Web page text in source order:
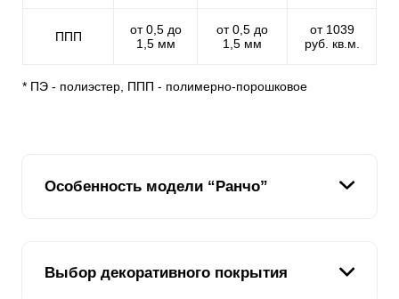
ППП
от 0,5 до
1,5 мм
от 0,5 до
1,5 мм
от 1039
руб. кв.м.
* ПЭ - полиэстер, ППП - полимерно-порошковое
Особенность модели “Ранчо”
Собирая забор этой модели вы почувствуете себя
подростком, собирающим конструктор, легкость и
Выбор декоративного покрытия